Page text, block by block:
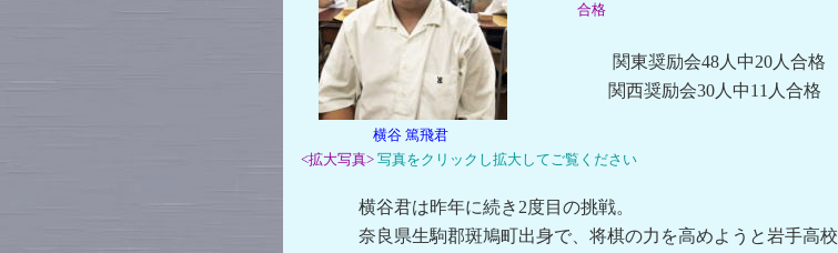
合格
関東奨励会48人中20人合格
関西奨励会30人中11人合格
横谷 篤飛君
<拡大写真> 写真をクリックし拡大してご覧ください
横谷君は昨年に続き2度目の挑戦。
奈良県生駒郡斑鳩町出身で、将棋の力を高めようと岩手高校